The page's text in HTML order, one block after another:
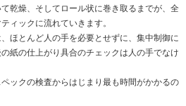
乾燥、そしてロール状に巻き取るまでが、全
ィックに流れていきます。
ほとんど人の手を必要とせずに、集中制御に
紙の仕上がり具合のチェックは人の手でなけ
ックの検査からはじまり最も時間がかかるの